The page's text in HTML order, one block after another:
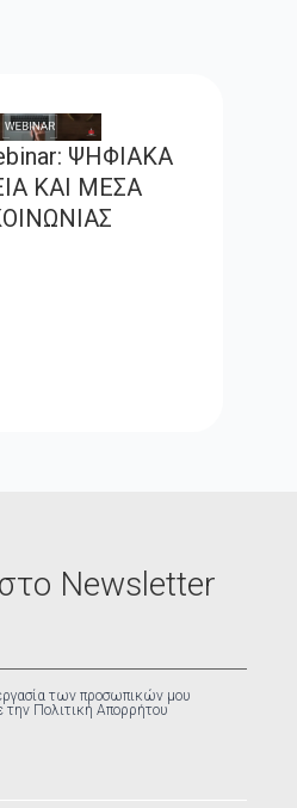
ΨΗΦΙΑΚΑ
ΚΑΙ ΜΕΣΑ
Newsletter
των προσωπικών μου
Πολιτική Απορρήτου